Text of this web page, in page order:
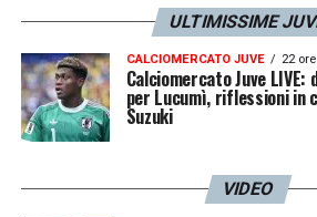
ULTIMISSIME
CALCIOMERCATO JUVE 22
Calciomercato Juve
per Lucumì, riflessioni in
Suzuki
VIDEO